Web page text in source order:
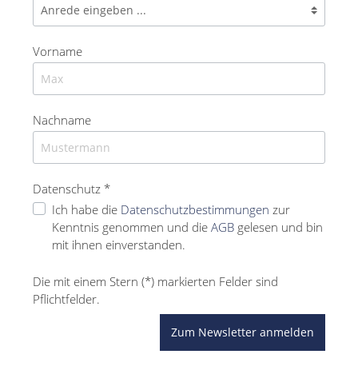
Vorname
Nachname
Datenschutz *
Ich habe die Datenschutzbestimmungen zur
Kenntnis genommen und die AGB gelesen und bin
mit ihnen einverstanden.
Die mit einem Stern (*) markierten Felder sind
Pflichtfelder.
Zum Newsletter anmelden